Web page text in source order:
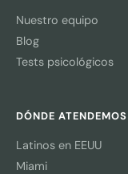
Nuestro equipo
Blog
Tests psicológicos
DÓNDE ATENDEMOS
Latinos en EEUU
Miami